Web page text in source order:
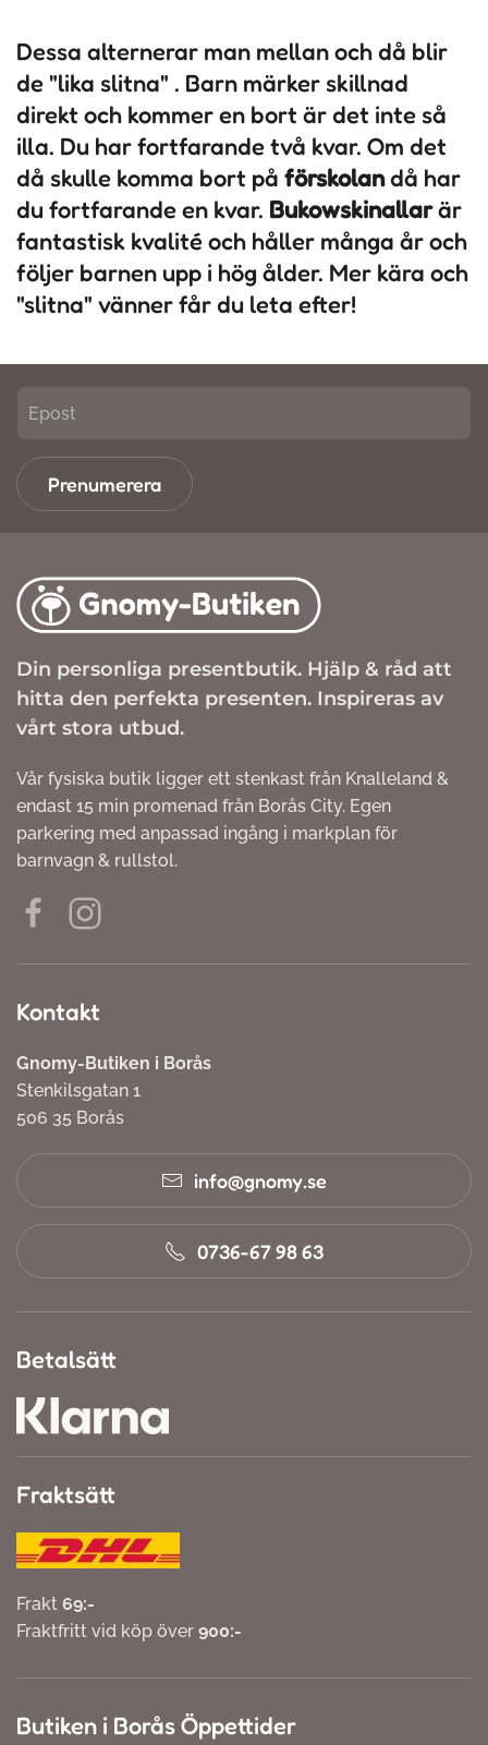
Dessa alternerar man mellan och då blir
de "lika slitna" . Barn märker skillnad
direkt och kommer en bort är det inte så
illa. Du har fortfarande två kvar. Om det
då skulle komma bort på förskolandå har
du fortfarande en kvar. Bukowskinallarär
fantastisk kvalité och håller många år och
följer barnen upp i hög ålder. Mer kära och
"slitna" vänner får du leta efter!
Prenumerera
Din personliga presentbutik. Hjälp & råd att
hitta den perfekta presenten. Inspireras av
vårt stora utbud.
Vår fysiska butik ligger ett stenkast från Knalleland &
endast 15 min promenad från Borås City. Egen
parkering med anpassad ingång i markplan för
barnvagn & rullstol.
Kontakt
Gnomy-Butiken i Borås
Stenkilsgatan 1
506 35 Borås
info@gnomy.se
0736-67 98 63
Betalsätt
Fraktsätt
Frakt 69:-
Fraktfritt vid köp över 900:-
Butiken i Borås Öppettider